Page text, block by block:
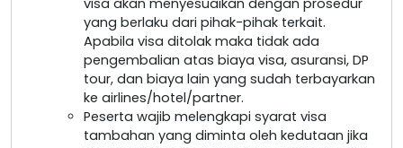
yang berlaku dari pihak-pihak terkait.
Apabila visa ditolak maka tidak ada
pengembalian atas biaya visa, asuransi, DP
tour, dan biaya lain yang sudah terbayarkan
ke airlines/hotel/partner.
Peserta wajib melengkapi syarat visa
tambahan yang diminta oleh kedutaan jika